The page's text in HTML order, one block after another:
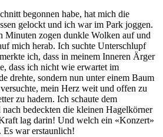
begonnen habe, hat mich die
gelockt und ich war im Park joggen.
Minuten zogen dunkle Wolken auf und
mich herab. Ich suchte Unterschlupf
ich, dass in meinem Inneren Ärger
dass ich nicht wie erwartet im
drehte, sondern nun unter einem Baum
mein Herz weit und offen zu
zu hadern. Ich schaute dem
bedeckten die kleinen Hagelkörner
lag darin! Und welch ein «Konzert»
Es war erstaunlich!